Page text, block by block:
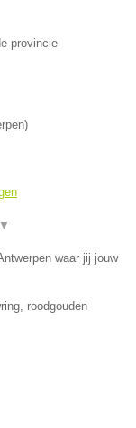
provincie
)
▼
waar jij jouw
roodgouden